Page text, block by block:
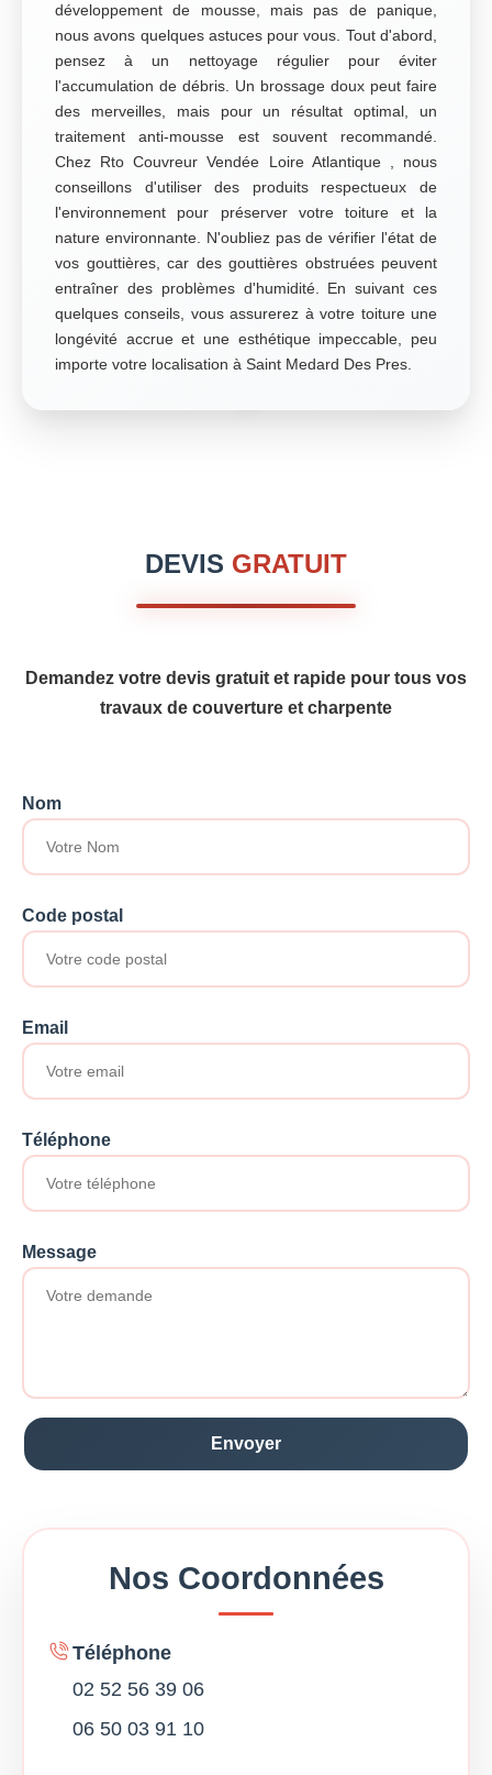
développement de mousse, mais pas de panique,
nous avons quelques astuces pour vous. Tout d'abord,
pensez à un nettoyage régulier pour éviter
l'accumulation de débris. Un brossage doux peut faire
des merveilles, mais pour un résultat optimal, un
traitement anti-mousse est souvent recommandé.
Chez Rto Couvreur Vendée Loire Atlantique , nous
conseillons d'utiliser des produits respectueux de
l'environnement pour préserver votre toiture et la
nature environnante. N'oubliez pas de vérifier l'état de
vos gouttières, car des gouttières obstruées peuvent
entraîner des problèmes d'humidité. En suivant ces
quelques conseils, vous assurerez à votre toiture une
longévité accrue et une esthétique impeccable, peu
importe votre localisation à Saint Medard Des Pres.
DEVIS GRATUIT
Demandez votre devis gratuit et rapide pour tous vos
travaux de couverture et charpente
Nom
Code postal
Email
Téléphone
Message
Nos Coordonnées
Téléphone
02 52 56 39 06
06 50 03 91 10